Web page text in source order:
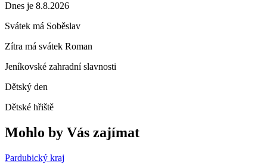
Dnes je 8.8.2026
Svátek má Soběslav
Zítra má svátek Roman
Jeníkovské zahradní slavnosti
Dětský den
Dětské hřiště
Mohlo by Vás zajímat
Pardubický kraj